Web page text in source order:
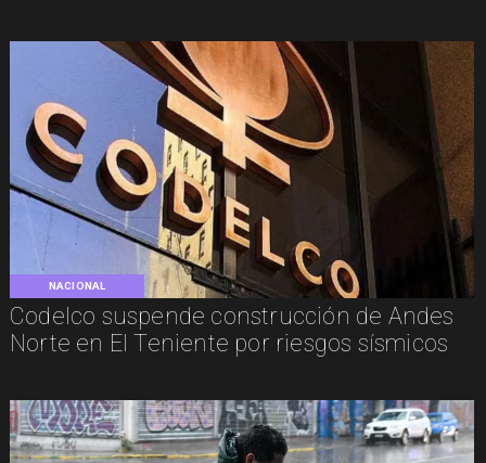
NACIONAL
Codelco suspende construcción de Andes
Norte en El Teniente por riesgos sísmicos